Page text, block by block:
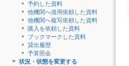
予約した資料
他機関へ借用依頼した資料
他機関へ複写依頼した資料
購入を依頼した資料
ブックマークした資料
貸出履歴
予算照会
状況・状態を変更する